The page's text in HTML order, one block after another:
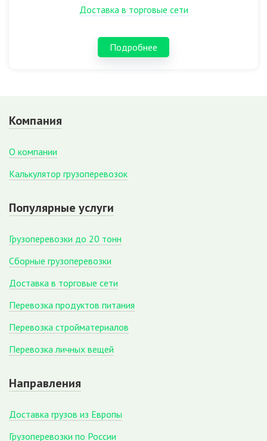
Доставка в торговые сети
Подробнее
Компания
О компании
Калькулятор грузоперевозок
Популярные услуги
Грузоперевозки до 20 тонн
Сборные грузоперевозки
Доставка в торговые сети
Перевозка продуктов питания
Перевозка стройматериалов
Перевозка личных вещей
Направления
Доставка грузов из Европы
Грузоперевозки по России